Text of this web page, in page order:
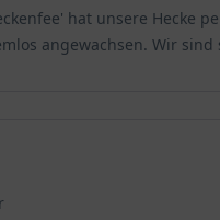
hat unsere Hecke
angewachsen. Wir